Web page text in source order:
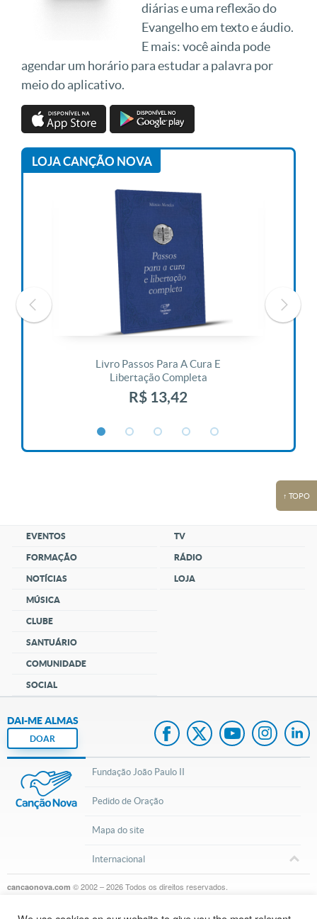
diárias e uma reflexão do
Evangelho em texto e áudio.
E mais: você ainda pode
agendar um horário para estudar a palavra por
meio do aplicativo.
LOJA CANÇÃO NOVA
Livro Passos Para A Cura E
Libertação Completa
R$ 13,42
↑ TOPO
EVENTOS
FORMAÇÃO
NOTÍCIAS
MÚSICA
CLUBE
SANTUÁRIO
COMUNIDADE
SOCIAL
TV
RÁDIO
LOJA
DAI-ME ALMAS
DOAR
Fundação João Paulo II
Pedido de Oração
Mapa do site
Internacional
cancaonova.com © 2002 – 2026Todos os direitos reservados.